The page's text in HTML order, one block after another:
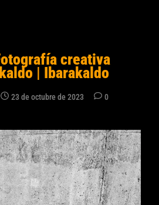
creativa
| Ibarakaldo
23 de octubre de 2023 0